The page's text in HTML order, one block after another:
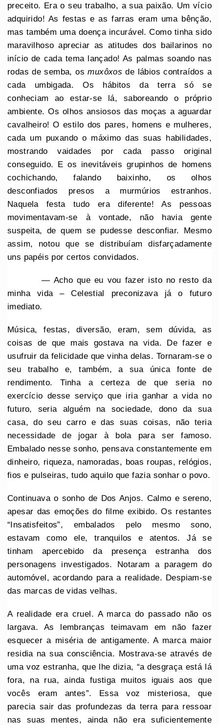
preceito. Era o seu trabalho, a sua paixão. Um vício
adquirido! As festas e as farras eram uma bênção,
mas também uma doença incurável. Como tinha sido
maravilhoso apreciar as atitudes dos bailarinos no
início de cada tema lançado! As palmas soando nas
rodas de semba, osmuxôxos de lábios contraídos a
cada umbigada. Os hábitos da terra só se
conheciam ao estar-se lá, saboreando o próprio
ambiente. Os olhos ansiosos das moças a aguardar
cavalheiro! O estilo dos pares, homens e mulheres,
cada um puxando o máximo das suas habilidades,
mostrando vaidades por cada passo original
conseguido. E os inevitáveis grupinhos de homens
cochichando, falando baixinho, os olhos
desconfiados presos a murmúrios estranhos.
Naquela festa tudo era diferente! As pessoas
movimentavam-se à vontade, não havia gente
suspeita, de quem se pudesse desconfiar. Mesmo
assim, notou que se distribuíam disfarçadamente
uns papéis por certos convidados.
— Acho que eu vou fazer isto no resto da
minha vida – Celestial preconizava já o futuro
imediato.
Música, festas, diversão, eram, sem dúvida, as
coisas de que mais gostava na vida. De fazer e
usufruir da felicidade que vinha delas. Tornaram-se o
seu trabalho e, também, a sua única fonte de
rendimento. Tinha a certeza de que seria no
exercício desse serviço que iria ganhar a vida no
futuro, seria alguém na sociedade, dono da sua
casa, do seu carro e das suas coisas, não teria
necessidade de jogar à bola para ser famoso.
Embalado nesse sonho, pensava constantemente em
dinheiro, riqueza, namoradas, boas roupas, relógios,
fios e pulseiras, tudo aquilo que fazia sonhar o povo.
Continuava o sonho de Dos Anjos. Calmo e sereno,
apesar das emoções do filme exibido. Os restantes
“Insatisfeitos”, embalados pelo mesmo sono,
estavam como ele, tranquilos e atentos. Já se
tinham apercebido da presença estranha dos
personagens investigados. Notaram a paragem do
automóvel, acordando para a realidade. Despiam-se
das marcas de vidas velhas.
A realidade era cruel. A marca do passado não os
largava. As lembranças teimavam em não fazer
esquecer a miséria de antigamente. A marca maior
residia na sua consciência. Mostrava-se através de
uma voz estranha, que lhe dizia, “a desgraça está lá
fora, na rua, ainda fustiga muitos iguais aos que
vocês eram antes”. Essa voz misteriosa, que
parecia sair das profundezas da terra para ressoar
nas suas mentes, ainda não era suficientemente